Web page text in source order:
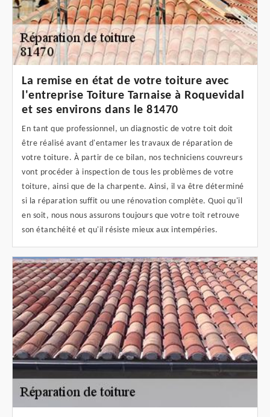
La remise en état de votre toiture avec
l'entreprise Toiture Tarnaise à Roquevidal
et ses environs dans le 81470
En tant que professionnel, un diagnostic de votre toit doit
être réalisé avant d'entamer les travaux de réparation de
votre toiture. À partir de ce bilan, nos techniciens couvreurs
vont procéder à inspection de tous les problèmes de votre
toiture, ainsi que de la charpente. Ainsi, il va être déterminé
si la réparation suffit ou une rénovation complète. Quoi qu'il
en soit, nous nous assurons toujours que votre toit retrouve
son étanchéité et qu'il résiste mieux aux intempéries.